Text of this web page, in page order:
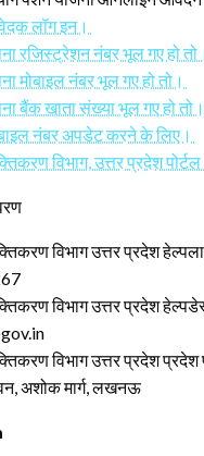
लॉग इन।
रजिस्ट्रेशन नंबर भूल गए हो तो।
मोबाइल नंबर भूल गए हो तो।
बैंक खाता संख्या भूल गए हो तो।
नंबर अपडेट करने के लिए।
विभाग, उत्तर प्रदेश
विभाग उत्तर प्रदेश
विभाग उत्तर प्रदेश
विभाग उत्तर प्रदेश प्रदेश
अशोक मार्ग, लखनऊ